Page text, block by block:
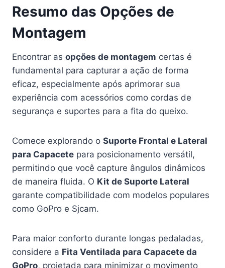
Resumo das Opções de
Montagem
Encontrar as opções de montagem certas é
fundamental para capturar a ação de forma
eficaz, especialmente após aprimorar sua
experiência com acessórios como cordas de
segurança e suportes para a fita do queixo.
Comece explorando o Suporte Frontal e Lateral
para Capacete para posicionamento versátil,
permitindo que você capture ângulos dinâmicos
de maneira fluida. O Kit de Suporte Lateral
garante compatibilidade com modelos populares
como GoPro e Sjcam.
Para maior conforto durante longas pedaladas,
considere a Fita Ventilada para Capacete da
GoPro, projetada para minimizar o movimento